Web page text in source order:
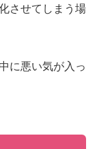
させてしまう場
に悪い気が入っ